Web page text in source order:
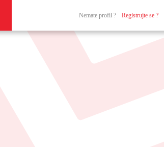
Nemate profil ? Registrujte se ?